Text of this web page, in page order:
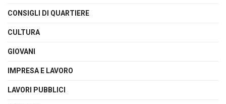
CONSIGLI DI QUARTIERE
CULTURA
GIOVANI
IMPRESA E LAVORO
LAVORI PUBBLICI